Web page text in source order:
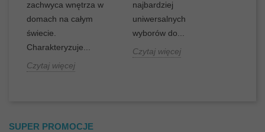
zachwyca wnętrza w
domach na całym
świecie.
Charakteryzuje...
Czytaj więcej
najbardziej
uniwersalnych
wyborów do...
Czytaj więcej
SUPER PROMOCJE